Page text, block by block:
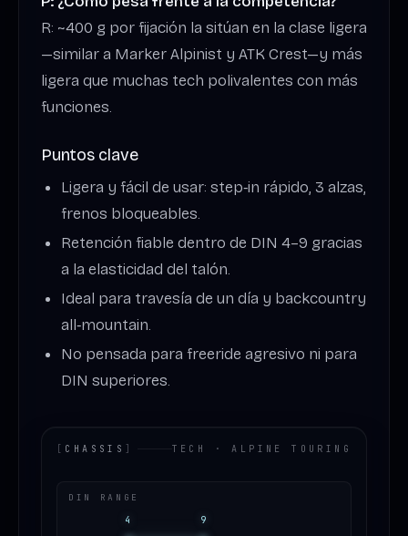
R: ~400 g por fijación la sitúan en la clase ligera
—similar a Marker Alpinist y ATK Crest—y más
ligera que muchas tech polivalentes con más
funciones.
Puntos clave
Ligera y fácil de usar: step‑in rápido, 3 alzas,
frenos bloqueables.
Retención fiable dentro de DIN 4–9 gracias
a la elasticidad del talón.
Ideal para travesía de un día y backcountry
all‑mountain.
No pensada para freeride agresivo ni para
DIN superiores.
[ CHASSIS ] TECH · ALPINE TOURING
DIN RANGE
4
9